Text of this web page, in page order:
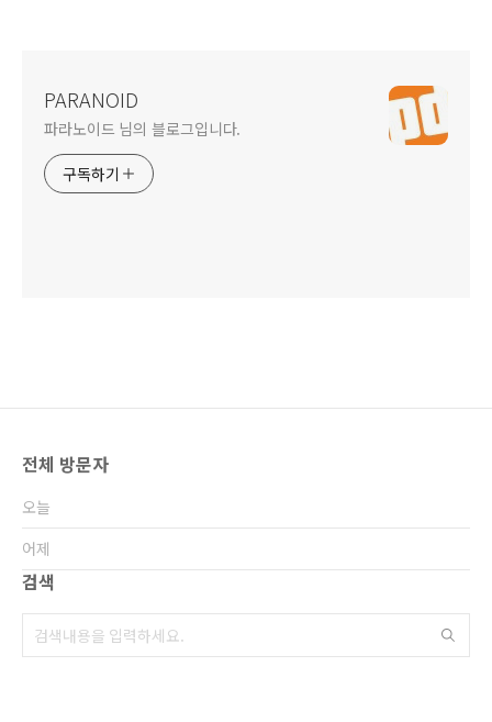
PARANOID
파라노이드 님의 블로그입니다.
구독하기
전체 방문자
오늘
어제
검색